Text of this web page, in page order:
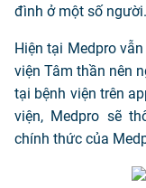
đình ở một số người.
Hiện tại Medpro
viện Tâm thần nên
tại bệnh viện trên
viện, Medpro sẽ
chính thức của